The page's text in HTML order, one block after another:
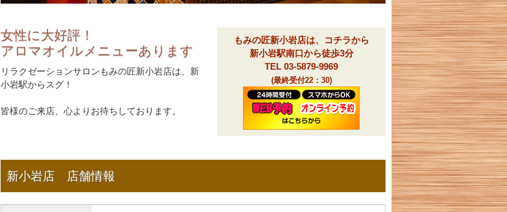
女性に大好評！
アロマオイルメニューあります
リラクゼーションサロンもみの匠新小岩店は、新
小岩駅からスグ！
皆様のご来店、心よりお待ちしております。
もみの匠新小岩店は、コチラから
新小岩駅南口から徒歩3分
TEL 03-5879-9969
(最終受付22：30)
新小岩店 店舗情報